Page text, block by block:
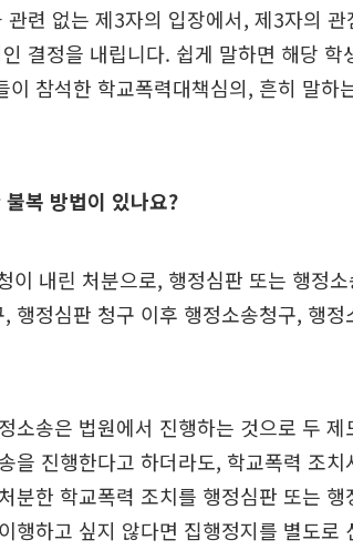
관련 없는 제3자의 입장에서, 제3자의
결정을 내립니다. 쉽게 말하면 해당 학
이 참석한 학교폭력대책심의, 흔히 말하
복 방법이 있나요?
이 내린 처분으로, 행정심판 또는 행정
행정심판 청구 이후 행정소송청구, 행
소송은 법원에서 진행하는 것으로 두
을 진행한다고 하더라도, 학교폭력 조
분한 학교폭력 조치를 행정심판 또는
행하고 싶지 않다면 집행정지를 별도로